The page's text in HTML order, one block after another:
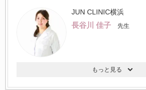
JUN CLINIC横浜
長谷川 佳子 先生